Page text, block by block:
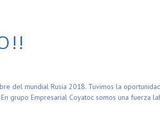
del mundial Rusia 2018. Tuvimos la
grupo Empresarial Coyatoc somos una fuerza